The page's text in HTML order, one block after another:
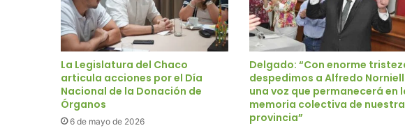
La Legislatura del Chaco
articula acciones por el Día
Nacional de la Donación de
Órganos
6 de mayo de 2026
Delgado: “Con enorme
despedimos a Alfredo
una voz que permanecerá en
memoria colectiva de nuestra
provincia”